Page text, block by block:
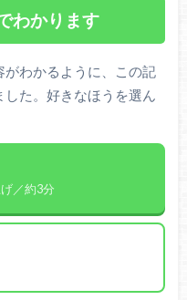
わかります
わかるように、この記
た。好きなほうを選ん
／約3分